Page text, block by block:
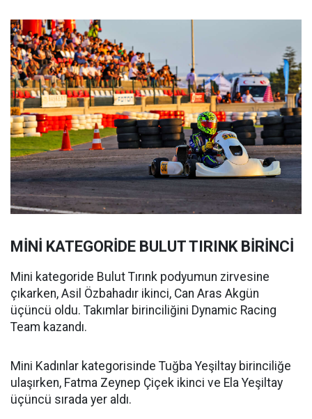
MİNİ KATEGORİDE BULUT TIRINK BİRİNCİ
Mini kategoride Bulut Tırınk podyumun zirvesine
çıkarken, Asil Özbahadır ikinci, Can Aras Akgün
üçüncü oldu. Takımlar birinciliğini Dynamic Racing
Team kazandı.
Mini Kadınlar kategorisinde Tuğba Yeşiltay birinciliğe
ulaşırken, Fatma Zeynep Çiçek ikinci ve Ela Yeşiltay
üçüncü sırada yer aldı.